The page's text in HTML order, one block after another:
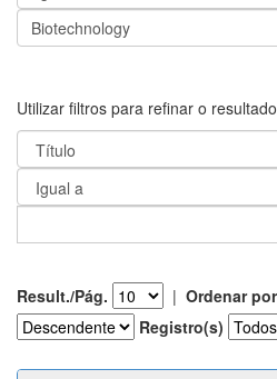
Utilizar filtros para refinar o
Result./Pág. | Ordenar por
Registro(s)